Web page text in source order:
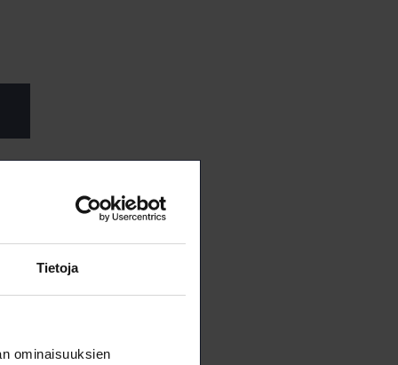
Tietoja
ominaisuuksien